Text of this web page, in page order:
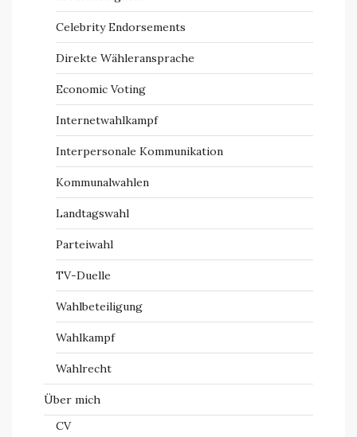
Celebrity Endorsements
Direkte Wähleransprache
Economic Voting
Internetwahlkampf
Interpersonale Kommunikation
Kommunalwahlen
Landtagswahl
Parteiwahl
TV-Duelle
Wahlbeteiligung
Wahlkampf
Wahlrecht
Über mich
CV